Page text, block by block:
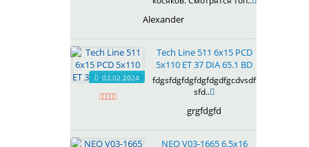
633
634
635
Alexander
03.02.2024
Tech Line 511 6x15 PCD
5x110 ET 37 DIA 65.1 BD
fdgsfdgfdgfdgfdgdfgcdvsdf
sfd..
grgfdgfd
NEO V03-1665 6.5x16